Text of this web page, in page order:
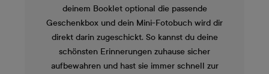
deinem Booklet optional die passende
Geschenkbox und dein Mini-Fotobuch wird dir
direkt darin zugeschickt. So kannst du deine
schönsten Erinnerungen zuhause sicher
aufbewahren und hast sie immer schnell zur